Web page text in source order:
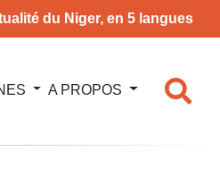
du Niger, en 5 langues
A PROPOS